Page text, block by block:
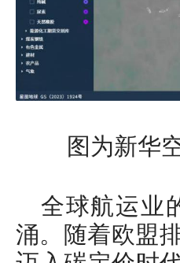
图为新华
全球航运业
涌。随着欧盟